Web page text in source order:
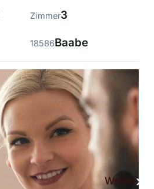
Zimmer3
18586Baabe
Weiter